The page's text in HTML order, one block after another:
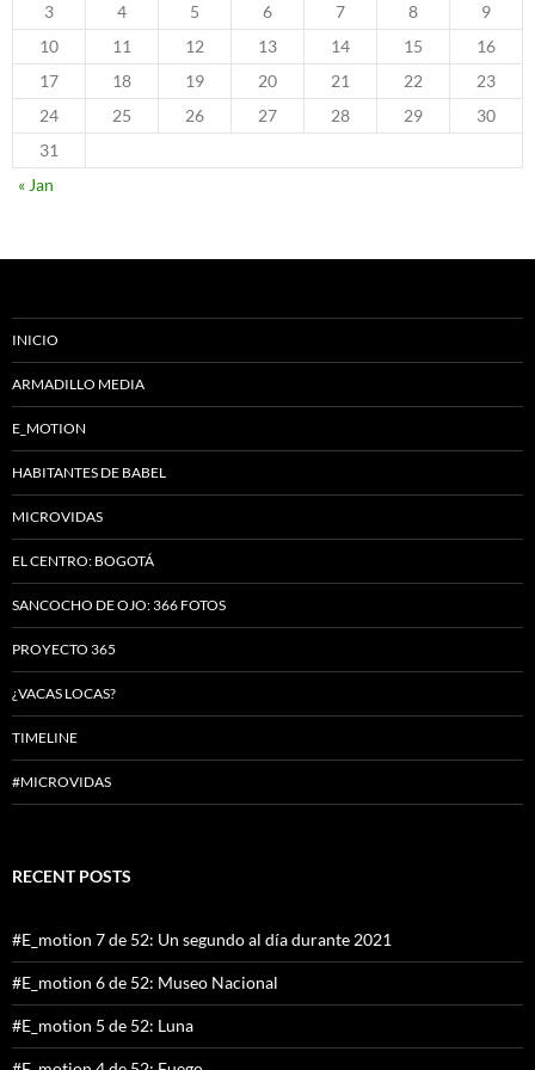
3 4 5 6 7 8
9
10
11 12 13 14 15
16
17
18 19 20 21 22
23
24
25 26 27 28 29
30
31
« Jan
INICIO
ARMADILLO MEDIA
E_MOTION
HABITANTES DE BABEL
MICROVIDAS
EL CENTRO: BOGOTÁ
SANCOCHO DE OJO: 366 FOTOS
PROYECTO 365
¿VACAS LOCAS?
TIMELINE
#MICROVIDAS
RECENT POSTS
#E_motion 7 de 52: Un segundo al día durante 2021
#E_motion 6 de 52: Museo Nacional
#E_motion 5 de 52: Luna